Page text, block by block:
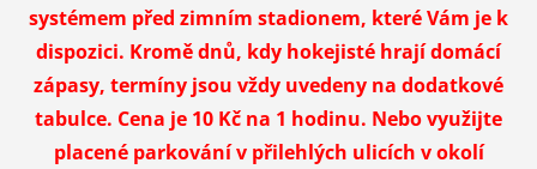
systémem před zimním stadionem, které Vám je k
dispozici. Kromě dnů, kdy hokejisté hrají domácí
zápasy, termíny jsou vždy uvedeny na dodatkové
tabulce. Cena je 10 Kč na 1 hodinu. Nebo využijte
placené parkování v přilehlých ulicích v okolí